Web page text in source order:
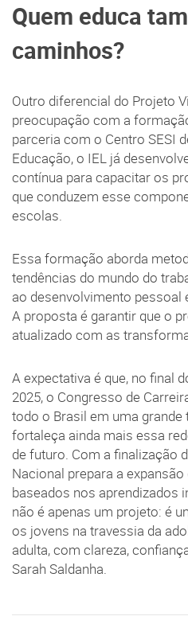
Quem educa
caminhos?
Outro diferencial do Projeto
preocupação com a
parceria com o Centro SESI
Educação, o IEL já
contínua para capacitar os
que conduzem esse
escolas.
Essa formação aborda
tendências do mundo do
ao desenvolvimento pessoal
A proposta é garantir que o
atualizado com as
A expectativa é que, no final
2025, o Congresso de
todo o Brasil em uma grande
fortaleça ainda mais essa
de futuro. Com a finalização
Nacional prepara a
baseados nos aprendizados
não é apenas um projeto: é
os jovens na travessia da
adulta, com clareza,
Sarah Saldanha.